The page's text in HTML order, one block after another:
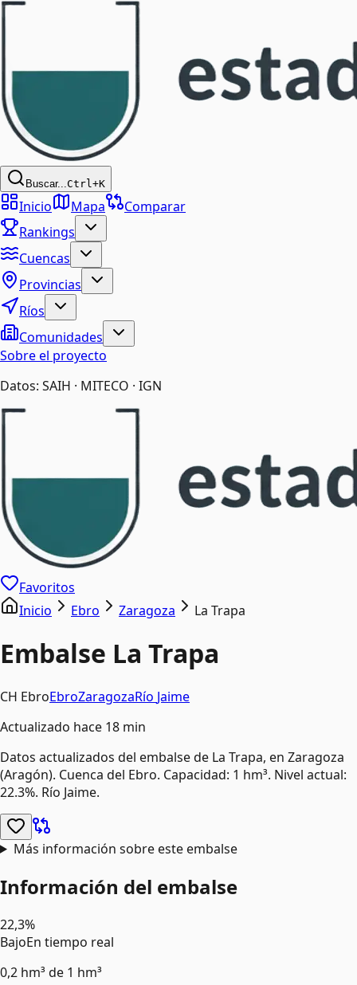
Buscar...Ctrl+K
Inicio Mapa
Comparar
Rankings
Cuencas
Provincias
Ríos
Comunidades
Sobre el proyecto
Datos: SAIH · MITECO · IGN
Favoritos
Inicio
Ebro Zaragoza La Trapa
Embalse La Trapa
CH EbroEbroZaragozaRío Jaime
Actualizado hace 18 min
Datos actualizados del embalse de La Trapa, en Zaragoza
(Aragón). Cuenca del Ebro. Capacidad: 1 hm³. Nivel actual:
22.3%. Río Jaime.
Más información sobre este embalse
Información del embalse
22,3%
BajoEn tiempo real
0,2 hm³ de 1 hm³